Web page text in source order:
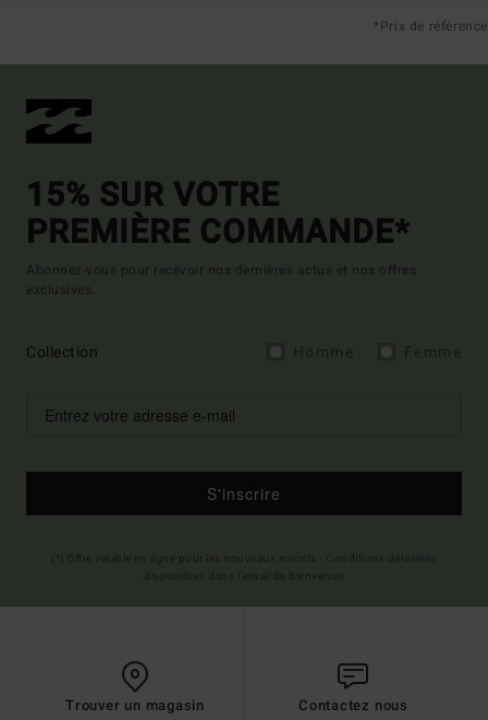
*Prix de référence
15% SUR VOTRE
PREMIÈRE COMMANDE*
Abonnez-vous pour recevoir nos dernières actus et nos offres
exclusives.
Collection
S'inscrire
Trouver un magasin Contactez nous